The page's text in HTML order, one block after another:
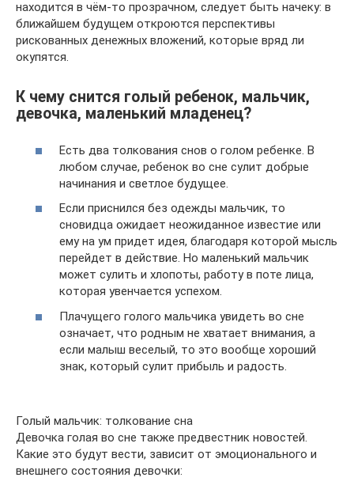
находится в чём-то прозрачном, следует быть начеку: в
ближайшем будущем откроются перспективы
рискованных денежных вложений, которые вряд ли
окупятся.
К чему снится голый ребенок, мальчик,
девочка, маленький младенец?
Есть два толкования снов о голом ребенке. В
любом случае, ребенок во сне сулит добрые
начинания и светлое будущее.
Если приснился без одежды мальчик, то
сновидца ожидает неожиданное известие или
ему на ум придет идея, благодаря которой мысль
перейдет в действие. Но маленький мальчик
может сулить и хлопоты, работу в поте лица,
которая увенчается успехом.
Плачущего голого мальчика увидеть во сне
означает, что родным не хватает внимания, а
если малыш веселый, то это вообще хороший
знак, который сулит прибыль и радость.
Голый мальчик: толкование сна
Девочка голая во сне также предвестник новостей.
Какие это будут вести, зависит от эмоционального и
внешнего состояния девочки: